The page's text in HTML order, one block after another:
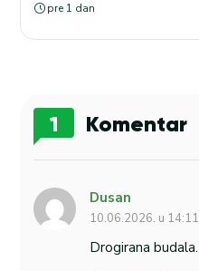
pre 1 dan
1 Komentar
Dusan
10.06.2026. u 14:11
Drogirana budala.